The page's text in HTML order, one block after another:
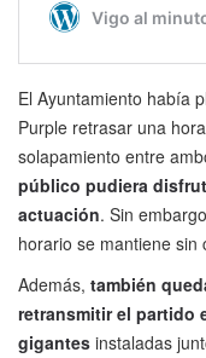
El Ayuntamiento había
Purple retrasar una
solapamiento entre
público pudiera
actuación. Sin
horario se mantiene sin
Además, también
retransmitir el partido
gigantes instaladas